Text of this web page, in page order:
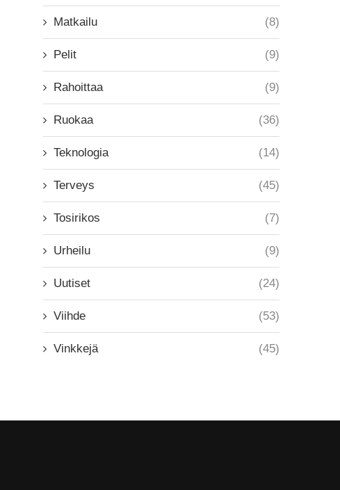
Matkailu (8)
Pelit (9)
Rahoittaa (9)
Ruokaa (36)
Teknologia (14)
Terveys (45)
Tosirikos (7)
Urheilu (9)
Uutiset (24)
Viihde (53)
Vinkkejä (45)